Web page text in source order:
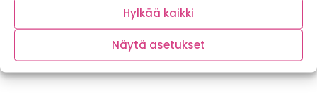
Hylkää kaikki
Näytä asetukset
Tilaa kasvispitoinen uutiskirje